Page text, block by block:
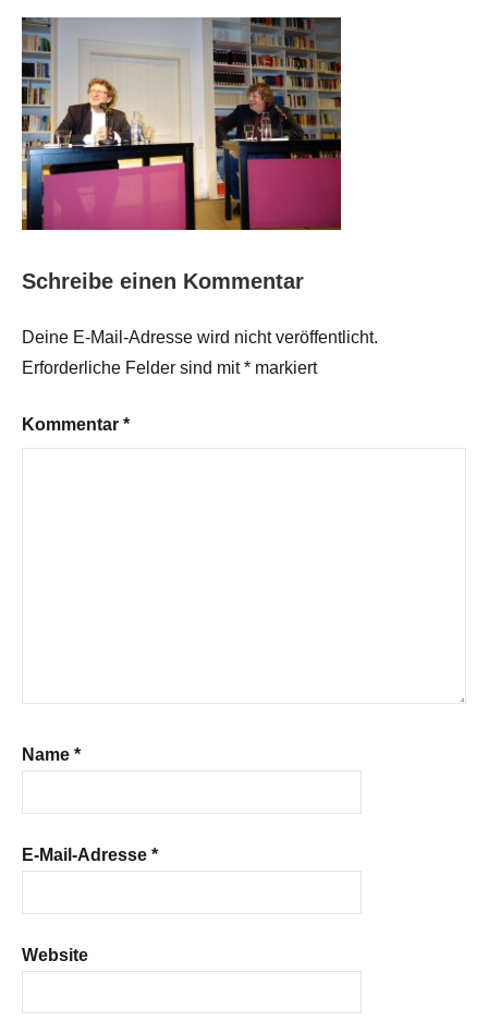
Schreibe einen Kommentar
Deine E-Mail-Adresse wird nicht veröffentlicht.
Erforderliche Felder sind mit* markiert
Kommentar *
Name *
E-Mail-Adresse *
Website